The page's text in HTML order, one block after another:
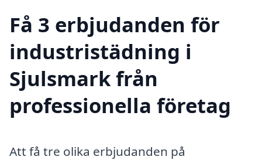
Få 3 erbjudanden för
industristädning i
Sjulsmark från
professionella företag
Att få tre olika erbjudanden på